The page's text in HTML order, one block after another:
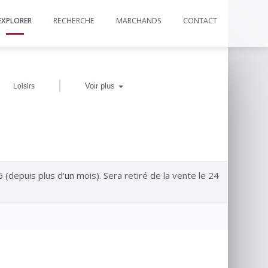
RECHERCHE MARCHANDS CONTACT
Loisirs | Voir plus
(depuis plus d'un mois). Sera retiré de la vente le 24